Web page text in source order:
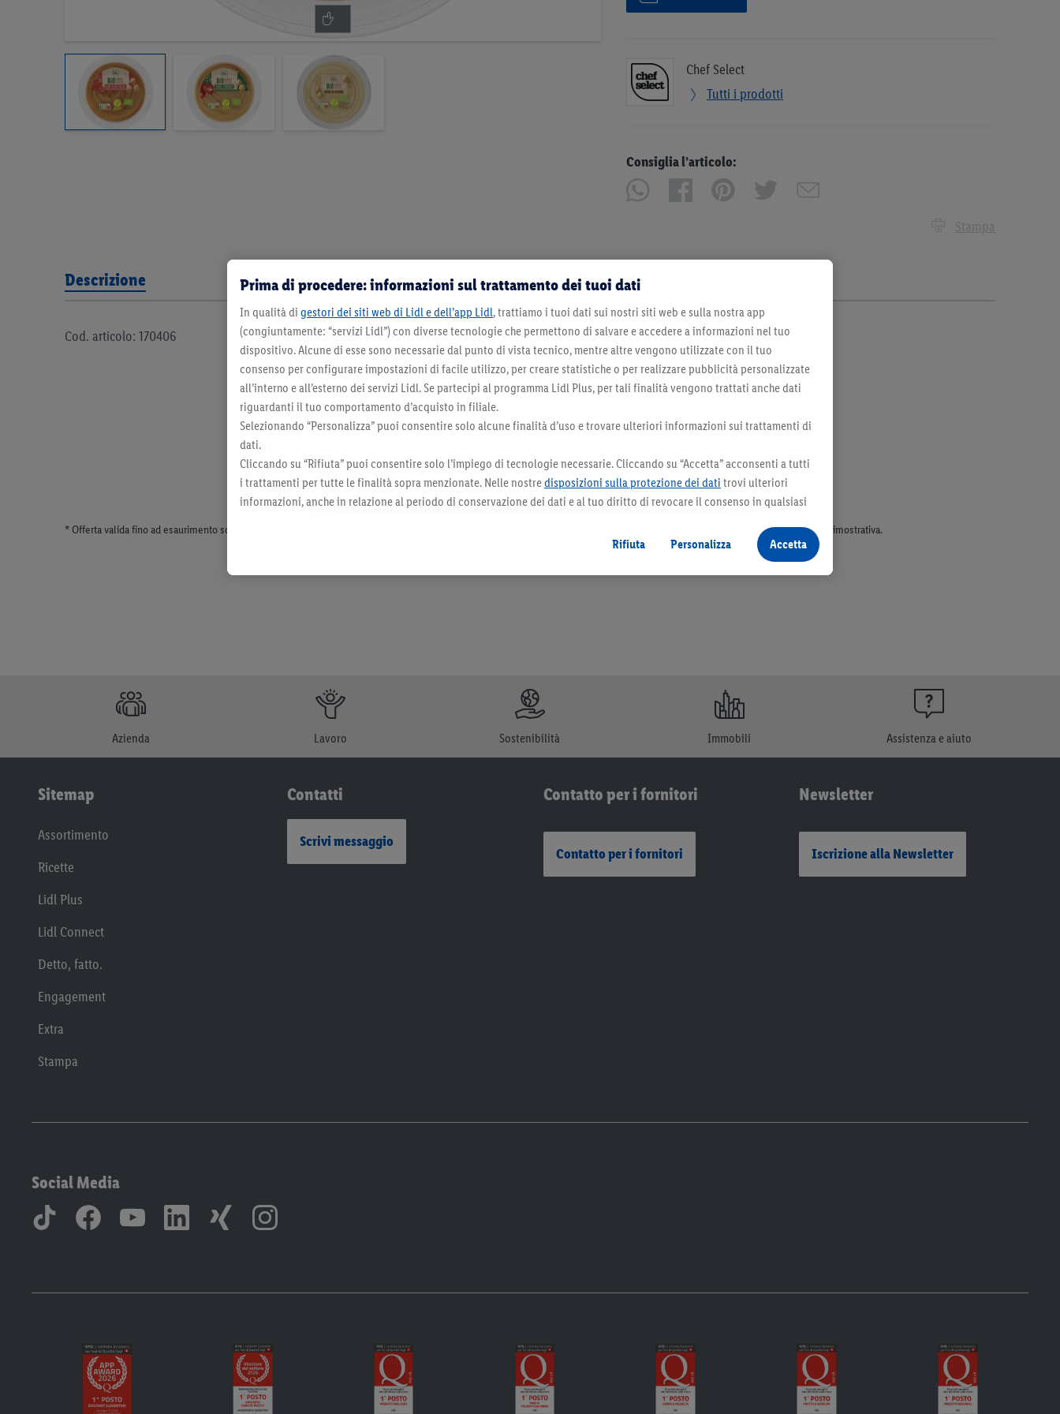
Chef Select
Tutti i prodotti
Consiglia l’articolo:
Stampa
Descrizione
Cod. articolo: 170406
* Offerta valida fino ad esaurimento scorte. Tutti i prezzi senza decorazioni. I prodotti qui reclamizzati, soprattutto quelli non-food, non fanno sempre parte dell’assortimento. Ill. dimostrativa.
Azienda Lavoro Sostenibilità Immobili Assistenza e aiuto
Sitemap
Assortimento
Ricette
Lidl Plus
Lidl Connect
Detto, fatto.
Engagement
Extra
Stampa
Contatti
Scrivi messaggio
Contatto per i fornitori
Contatto per i fornitori
Newsletter
Iscrizione alla Newsletter
Social Media
Prima di procedere: informazioni sul trattamento dei tuoi dati
In qualità di gestori dei siti web di Lidl e dell’app Lidl, trattiamo i tuoi dati sui nostri siti web e sulla nostra app
(congiuntamente: “servizi Lidl”) con diverse tecnologie che permettono di salvare e accedere a informazioni nel tuo
dispositivo. Alcune di esse sono necessarie dal punto di vista tecnico, mentre altre vengono utilizzate con il tuo
consenso per configurare impostazioni di facile utilizzo, per creare statistiche o per realizzare pubblicità personalizzate
all’interno e all’esterno dei servizi Lidl. Se partecipi al programma Lidl Plus, per tali finalità vengono trattati anche dati
riguardanti il tuo comportamento d’acquisto in filiale.
Selezionando “Personalizza” puoi consentire solo alcune finalità d’uso e trovare ulteriori informazioni sui trattamenti di
dati.
Cliccando su “Rifiuta” puoi consentire solo l’impiego di tecnologie necessarie. Cliccando su “Accetta” acconsenti a tutti
i trattamenti per tutte le finalità sopra menzionate. Nelle nostredisposizioni sulla protezione dei dati trovi ulteriori
informazioni, anche in relazione al periodo di conservazione dei dati e al tuo diritto di revocare il consenso in qualsiasi
Rifiuta
Personalizza Accetta